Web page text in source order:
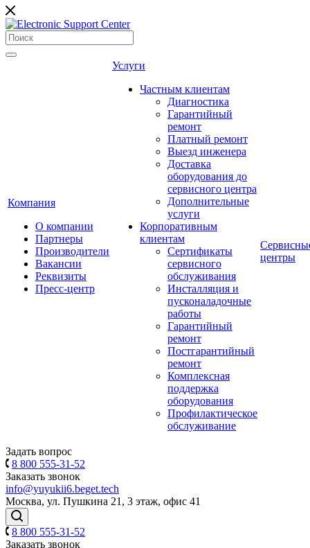
Компания
О компании
Партнеры
Производители
Вакансии
Реквизиты
Пресс-центр
Услуги
Частным клиентам
Диагностика
Гарантийный
ремонт
Платный ремонт
Выезд инженера
Доставка
оборудования до
сервисного центра
Дополнительные
услуги
Корпоративным
клиентам
Сертификаты
сервисного
обслуживания
Инсталляция и
пусконаладочные
работы
Гарантийный
ремонт
Постгарантийный
ремонт
Комплексная
поддержка
оборудования
Профилактическое
обслуживание
центры
Задать вопрос
8 800 555-31-52
Заказать звонок
info@yuyukii6.beget.tech
Москва, ул. Пушкина 21, 3 этаж, офис 41
8 800 555-31-52
Заказать звонок